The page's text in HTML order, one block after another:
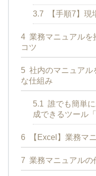
3.7 【手順7】現
4 業務マニュアルを
コツ
5 社内のマニュアル
な仕組み
5.1 誰でも簡単
成できるツール
6 【Excel】業務マ
7 業務マニュアルの